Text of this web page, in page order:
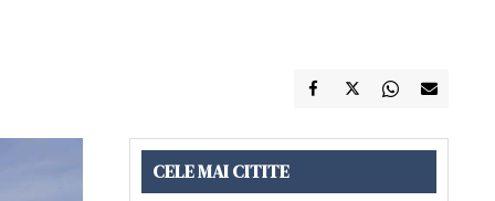
CELE MAI CITITE